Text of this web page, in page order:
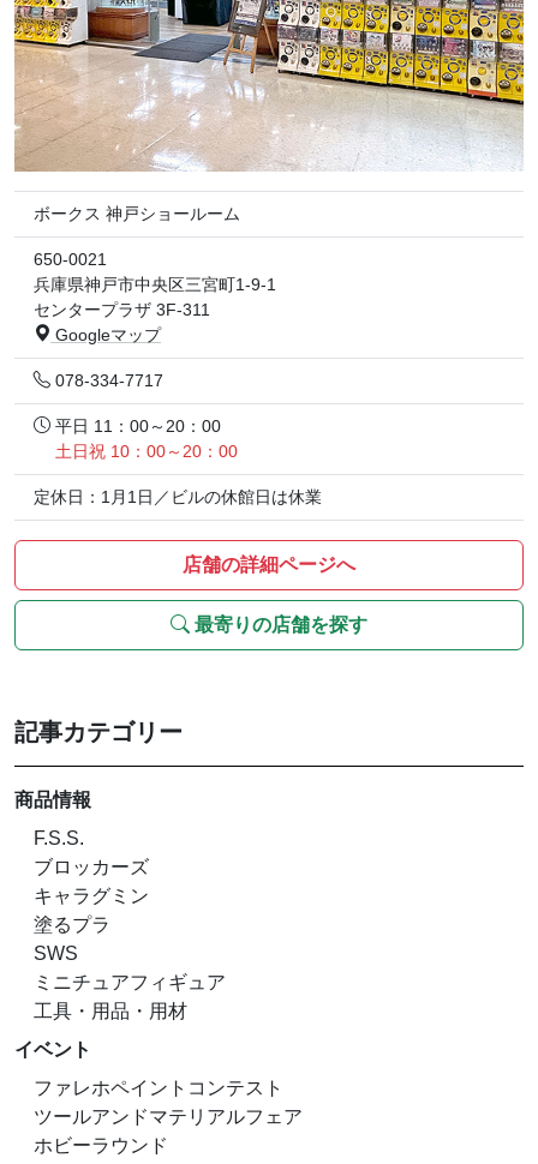
ボークス 神戸ショールーム
650-0021
兵庫県神戸市中央区三宮町1-9-1
センタープラザ 3F-311
Googleマップ
078-334-7717
平日 11：00～20：00
土日祝 10：00～20：00
定休日：1月1日／ビルの休館日は休業
店舗の詳細ページへ
最寄りの店舗を探す
記事カテゴリー
商品情報
F.S.S.
ブロッカーズ
キャラグミン
塗るプラ
SWS
ミニチュアフィギュア
工具・用品・用材
イベント
ファレホペイントコンテスト
ツールアンドマテリアルフェア
ホビーラウンド